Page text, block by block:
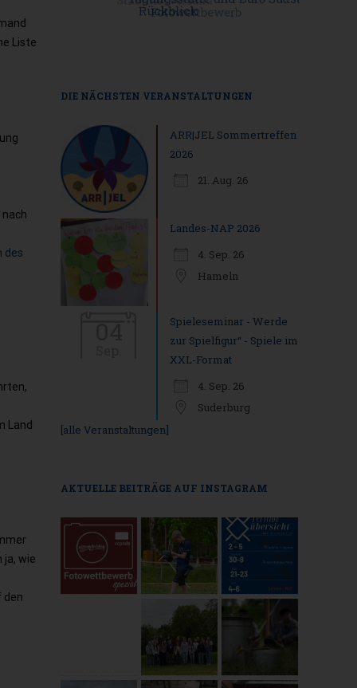
Liste
des
Land
ja, wie
den
DIE NÄCHSTEN VERANSTALTUNGEN
ARR|JEL Sommertreffen
2026
21. Aug. 26
Landes-NAP 2026
4. Sep. 26
Hameln
Spieleseminar - Werde
zur Spielfigur“ - Spiele im
XXL-Format
4. Sep. 26
Suderburg
[alle Veranstaltungen]
AKTUELLE BEITRÄGE AUF INSTAGRAM